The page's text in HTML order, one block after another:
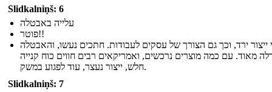
Slidkalniņš: 6
עלייה באבטלה
פוטר!!
ייצור ירד, וכך גם הצורך של עסקים לעבודות. חתכים נעשו, והאבטלה
מאוד. עם כמה מוצרים נרכשים, ואמריקאים רבים חווים כוח קנייה
חלש, ייצור נעצר, עוד לפגוע במשק.
Slidkalniņš: 7